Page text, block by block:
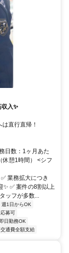
入✨
直行直帰！
日数：1ヶ月あた
休憩1時間） <シフ
業務拡大につき
✅ 案件の8割以上
ッフが多数...
週1日からOK
募可
即日勤務OK
交通費全額支給